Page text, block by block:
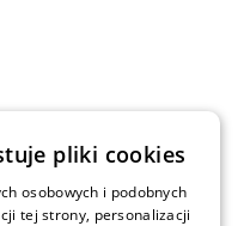
terazpliki cookies
osobowych i podobnych
tej strony, personalizacji